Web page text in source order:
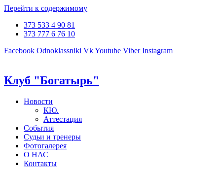
Перейти к содержимому
373 533 4 90 81
373 777 6 76 10
Facebook Odnoklassniki VkYoutube Viber Instagram
Клуб "Богатырь"
Новости
КЮ.
Аттестация
События
Судьи и тренеры
Фотогалерея
О НАС
Контакты